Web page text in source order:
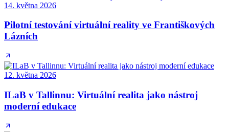
14. května 2026
Pilotní testování virtuální reality ve Františkových
Lázních
12. května 2026
ILaB v Tallinnu: Virtuální realita jako nástroj
moderní edukace